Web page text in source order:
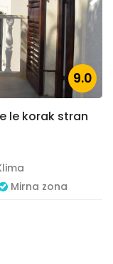
9.0
le korak stran
Mirna zona